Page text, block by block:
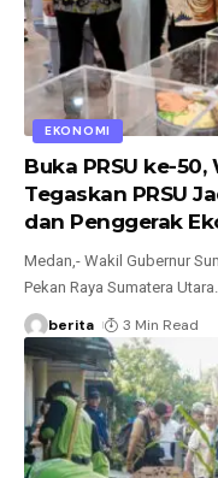
EKONOMI
Buka PRSU ke-
Tegaskan PRSU
dan Penggerak
Medan,- Wakil Gubernur
Pekan Raya Sumatera Utara
berita 3 Min Read